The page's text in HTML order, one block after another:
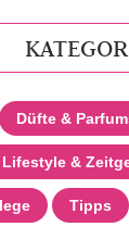
Düfte &
Lifestyle &
Tipps